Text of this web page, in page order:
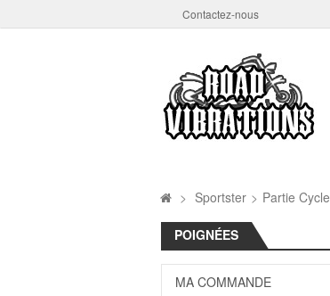
Contactez-nous
> Sportster > Partie Cycle
POIGNÉES
MA COMMANDE